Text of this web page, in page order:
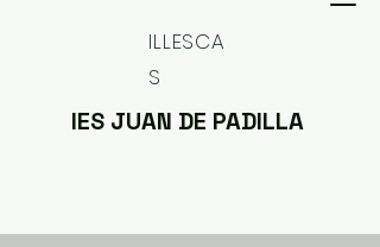
ILLESCA
S
IES JUAN DE PADILLA